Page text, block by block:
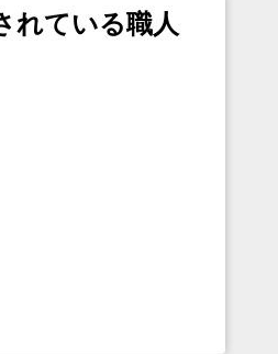
れている職人